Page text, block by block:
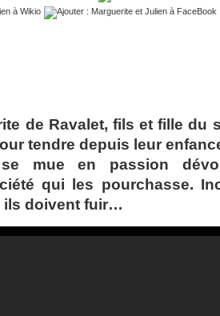
de Ravalet, fils et fille du
tendre depuis leur
mue en passion
qui les pourchasse.
ils doivent fuir…